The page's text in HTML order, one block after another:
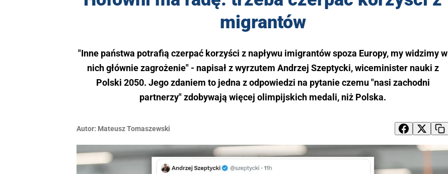
migrantów
"Inne państwa potrafią czerpać korzyści z napływu imigrantów spoza Europy, my widzimy w
nich głównie zagrożenie" - napisał z wyrzutem Andrzej Szeptycki, wiceminister nauki z
Polski 2050. Jego zdaniem to jedna z odpowiedzi na pytanie czemu "nasi zachodni
partnerzy" zdobywają więcej olimpijskich medali, niż Polska.
Autor: Mateusz Tomaszewski